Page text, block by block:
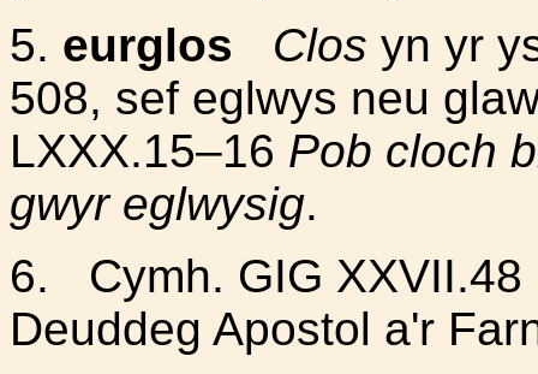
5. eurglos Clos yn yr
508, sef eglwys neu
LXXX.15–16 Pob cloch
gwyr eglwysig.
6. Cymh. GIG XXVII.48
Deuddeg Apostol a'r